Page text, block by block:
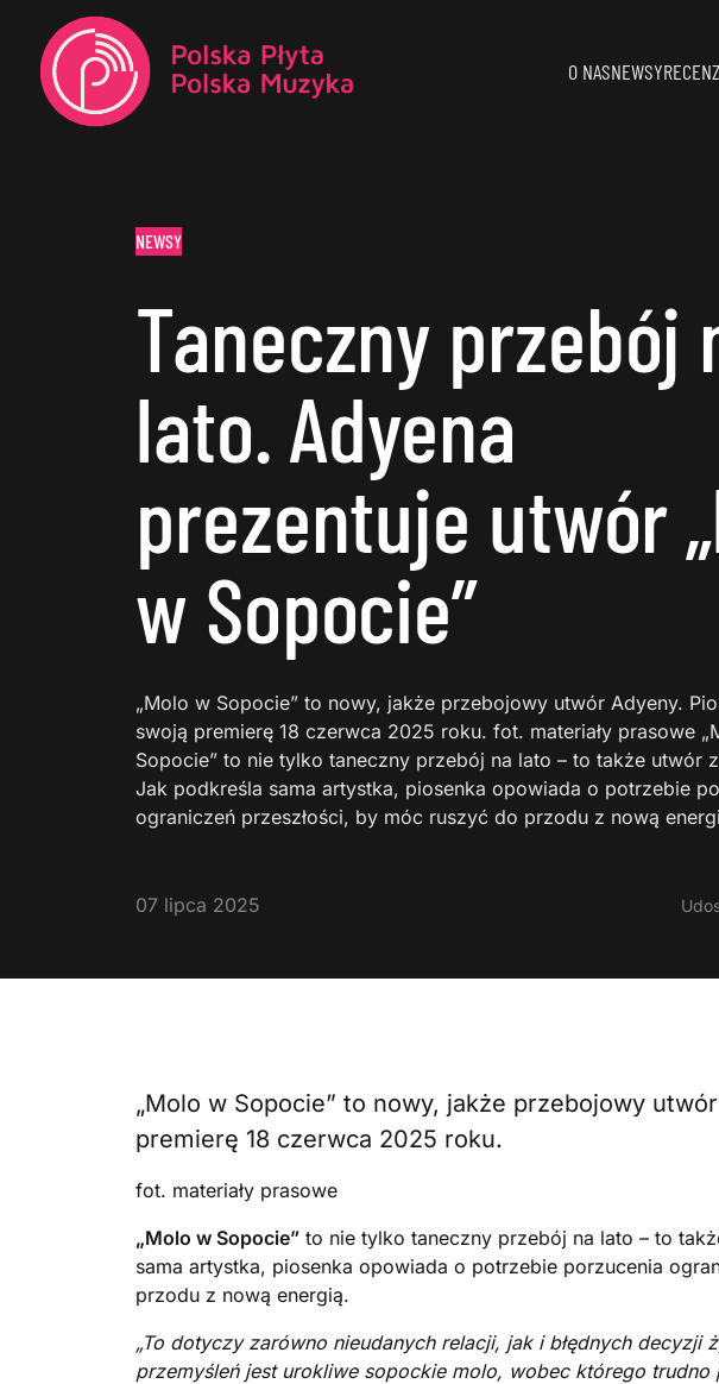
O NASNEWSY
NEWSY
Taneczny przebój
lato. Adyena
prezentuje utwór
w Sopocie”
„Molo w Sopocie” to nowy, jakże przebojowy utwór Adyeny.
swoją premierę 18 czerwca 2025 roku. fot. materiały prasowe
Sopocie” to nie tylko taneczny przebój na lato – to także utwór z
Jak podkreśla sama artystka, piosenka opowiada o potrzebie
ograniczeń przeszłości, by móc ruszyć do przodu z nową
07 lipca 2025
„Molo w Sopocie” to nowy, jakże przebojowy utwór
premierę 18 czerwca 2025 roku.
fot. materiały prasowe
„Molo w Sopocie” to nie tylko taneczny przebój na lato – to
sama artystka, piosenka opowiada o potrzebie porzucenia
przodu z nową energią.
„To dotyczy zarówno nieudanych relacji, jak i błędnych decyzji
przemyśleń jest urokliwe sopockie molo, wobec którego trudno